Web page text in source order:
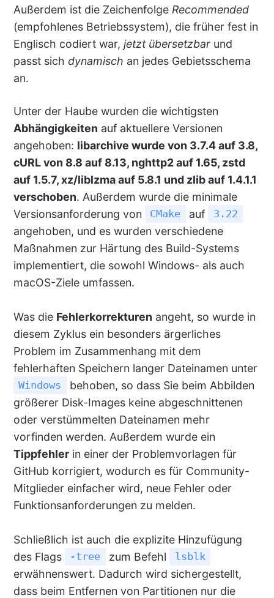
Außerdem ist die Zeichenfolge Recommended
(empfohlenes Betriebssystem), die früher fest in
Englisch codiert war, jetzt übersetzbarund
passt sich dynamisch an jedes Gebietsschema
an.
Unter der Haube wurden die wichtigsten
Abhängigkeiten auf aktuellere Versionen
angehoben: libarchive wurde von 3.7.4 auf 3.8,
cURL von 8.8 auf 8.13, nghttp2 auf 1.65, zstd
auf 1.5.7, xz/liblzma auf 5.8.1 und zlib auf 1.4.1.1
verschoben. Außerdem wurde die minimale
Versionsanforderung von
CMake auf 3.22
angehoben, und es wurden verschiedene
Maßnahmen zur Härtung des Build-Systems
implementiert, die sowohl Windows- als auch
macOS-Ziele umfassen.
Was die Fehlerkorrekturen angeht, so wurde in
diesem Zyklus ein besonders ärgerliches
Problem im Zusammenhang mit dem
fehlerhaften Speichern langer Dateinamen unter
Windows
behoben, so dass Sie beim Abbilden
größerer Disk-Images keine abgeschnittenen
oder verstümmelten Dateinamen mehr
vorfinden werden. Außerdem wurde ein
Tippfehlerin einer der Problemvorlagen für
GitHub korrigiert, wodurch es für Community-
Mitglieder einfacher wird, neue Fehler oder
Funktionsanforderungen zu melden.
Schließlich ist auch die explizite Hinzufügung
des Flags
-tree zum Befehl lsblk
erwähnenswert. Dadurch wird sichergestellt,
dass beim Entfernen von Partitionen nur die